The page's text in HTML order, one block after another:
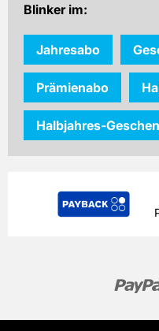
Blinker im:
Jahresabo
Prämienabo
Halbjahres-